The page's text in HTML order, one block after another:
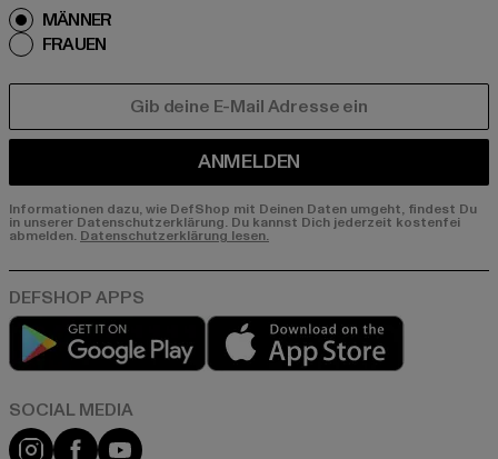
MÄNNER
FRAUEN
ANMELDEN
Informationen dazu, wie DefShop mit Deinen Daten umgeht, findest Du
in unserer Datenschutzerklärung. Du kannst Dich jederzeit kostenfei
abmelden. Datenschutzerklärung lesen.
Play market
Instagram
FacebookYouTube